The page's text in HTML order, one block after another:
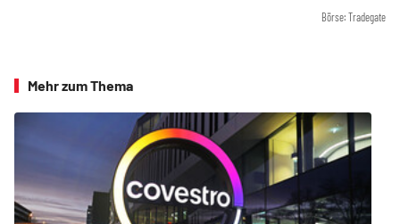
Börse: Tradegate
Mehr zum Thema